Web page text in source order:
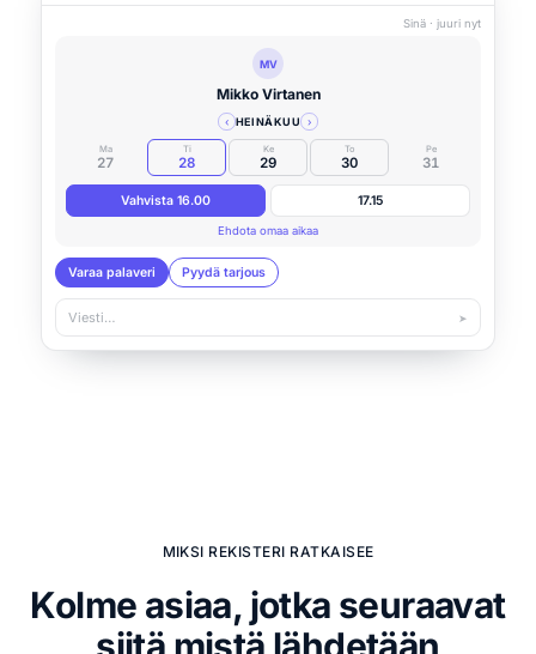
Sinä · juuri nyt
MV
Mikko Virtanen
‹ HEINÄKUU ›
Ma
27
Ti
28
Ke
29
To
30
Pe
31
Vahvista 16.00 17.15
Ehdota omaa aikaa
Varaa palaveri Pyydä tarjous
Viesti… ➤
MIKSI REKISTERI RATKAISEE
Kolme asiaa, jotka seuraavat